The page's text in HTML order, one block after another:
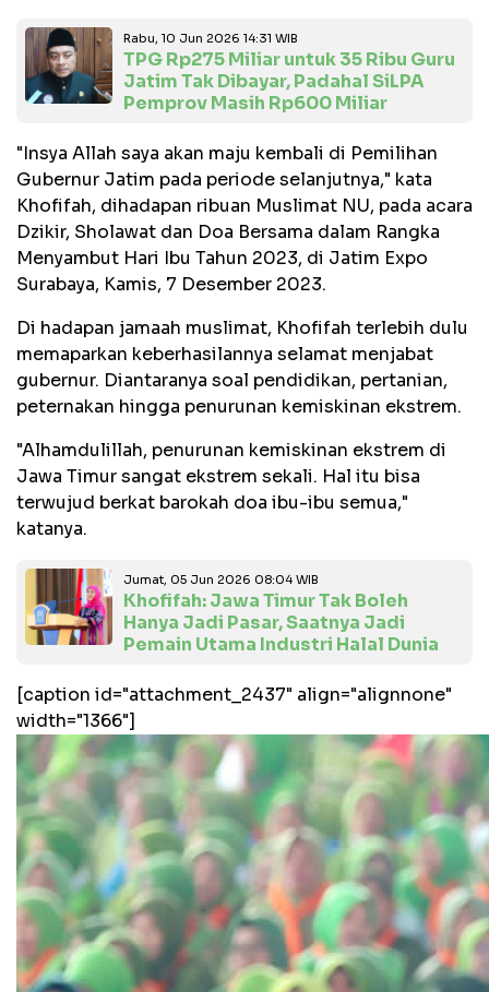
Rabu, 10 Jun 2026 14:31 WIB
TPG Rp275 Miliar untuk 35 Ribu Guru
Jatim Tak Dibayar, Padahal SiLPA
Pemprov Masih Rp600 Miliar
"Insya Allah saya akan maju kembali di Pemilihan
Gubernur Jatim pada periode selanjutnya," kata
Khofifah, dihadapan ribuan Muslimat NU, pada acara
Dzikir, Sholawat dan Doa Bersama dalam Rangka
Menyambut Hari Ibu Tahun 2023, di Jatim Expo
Surabaya, Kamis, 7 Desember 2023.
Di hadapan jamaah muslimat, Khofifah terlebih dulu
memaparkan keberhasilannya selamat menjabat
gubernur. Diantaranya soal pendidikan, pertanian,
peternakan hingga penurunan kemiskinan ekstrem.
"Alhamdulillah, penurunan kemiskinan ekstrem di
Jawa Timur sangat ekstrem sekali. Hal itu bisa
terwujud berkat barokah doa ibu-ibu semua,"
katanya.
Jumat, 05 Jun 2026 08:04 WIB
Khofifah: Jawa Timur Tak Boleh
Hanya Jadi Pasar, Saatnya Jadi
Pemain Utama Industri Halal Dunia
[caption id="attachment_2437" align="alignnone"
width="1366"]